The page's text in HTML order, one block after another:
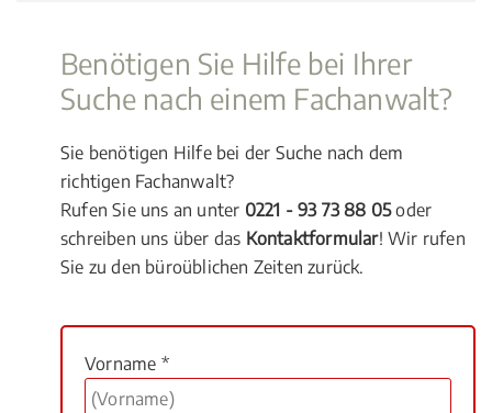
Benötigen Sie Hilfe bei Ihrer
Suche nach einem Fachanwalt?
Sie benötigen Hilfe bei der Suche nach dem
richtigen Fachanwalt?
Rufen Sie uns an unter 0221 - 93 73 88 05oder
schreiben uns über das Kontaktformular! Wir rufen
Sie zu den büroüblichen Zeiten zurück.
Vorname *